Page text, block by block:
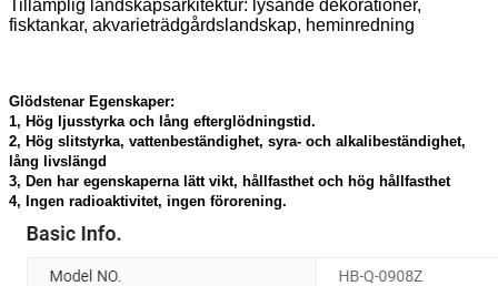
Tillämplig landskapsarkitektur: lysande dekorationer,
fisktankar, akvarieträdgårdslandskap, heminredning
Glödstenar Egenskaper:
1, Hög ljusstyrka och lång efterglödningstid.
2, Hög slitstyrka, vattenbeständighet, syra- och alkalibeständighet,
lång livslängd
3, Den har egenskaperna lätt vikt, hållfasthet och hög hållfasthet
4, Ingen radioaktivitet, ingen förorening.